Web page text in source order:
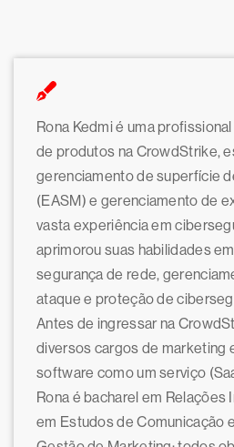
Rona Kedmi é uma
de produtos na CrowdStrike,
gerenciamento de superfície
(EASM) e gerenciamento de
vasta experiência em
aprimorou suas habilidades
segurança de rede,
ataque e proteção de
Antes de ingressar na
diversos cargos de marketing
software como um serviço
Rona é bacharel em Relações
em Estudos de Comunicação